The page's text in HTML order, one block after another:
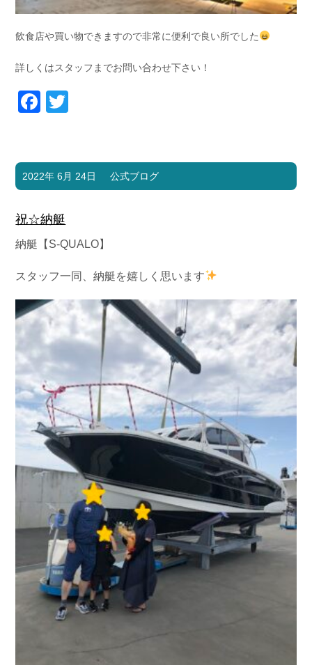
飲食店や買い物できますので非常に便利で良い所でした
詳しくはスタッフまでお問い合わせ下さい！
Facebook
2022年 6月 24日 公式ブログ
祝☆納艇
納艇【S-QUALO】
スタッフ一同、納艇を嬉しく思います